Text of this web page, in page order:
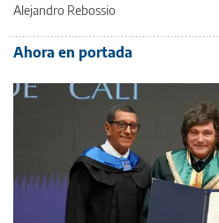
Alejandro Rebossio
Ahora en portada